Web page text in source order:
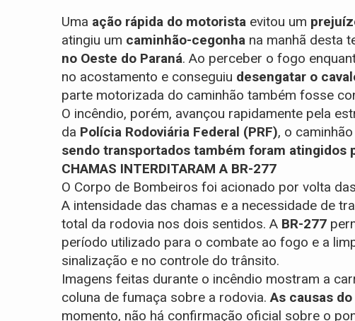
Uma ação rápida do motorista evitou um
atingiu um caminhão-cegonha na manhã desta
no Oeste do Paraná. Ao perceber o fogo
no acostamento e conseguiu desengatar o
parte motorizada do caminhão também fosse
O incêndio, porém, avançou rapidamente pela
da Polícia Rodoviária Federal (PRF), o
sendo transportados também foram atingidos
CHAMAS INTERDITARAM A BR-277
O Corpo de Bombeiros foi acionado por volta das
A intensidade das chamas e a necessidade de
total da rodovia nos dois sentidos. A BR-277
período utilizado para o combate ao fogo e a
sinalização e no controle do trânsito.
Imagens feitas durante o incêndio mostram a
coluna de fumaça sobre a rodovia.As causas
momento, não há confirmação oficial sobre o